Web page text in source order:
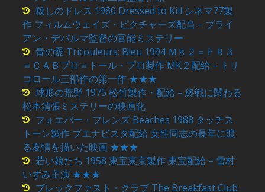
殺しのドレス 1980 Dressed to Kill シネマ77製
作 フィルムウェイズ・ピクチャーズ配当 – ブライ
アン・デパルマ監督の官能ミステリー
青の愛 Tricouleurs: Bleu 1994 ＭＫ２＝ＦＲ３
＝ＣＡＢプロ＝トール・プロ製作 MK２配給 – トリ
コロール三部作の第一作 ★★★
球形の荒野 1975 松竹製作・配給 – 終戦に関わる
松本清張ミステリーの映画化
フォエバー・フレンズ Beaches 1988 タッチス
トーン製作 ブエナビスタ配給 女性同志の長年に渡
る友情を描いた映画 ★★★
若い娘たち 1958 東宝東京製作 東宝配給 – 雪村
いずみ主演 ★★★
ブレックファスト・クラブ The Breakfast Club